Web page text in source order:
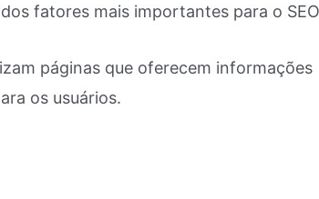
fatores mais importantes para o
páginas que oferecem informações
os usuários.